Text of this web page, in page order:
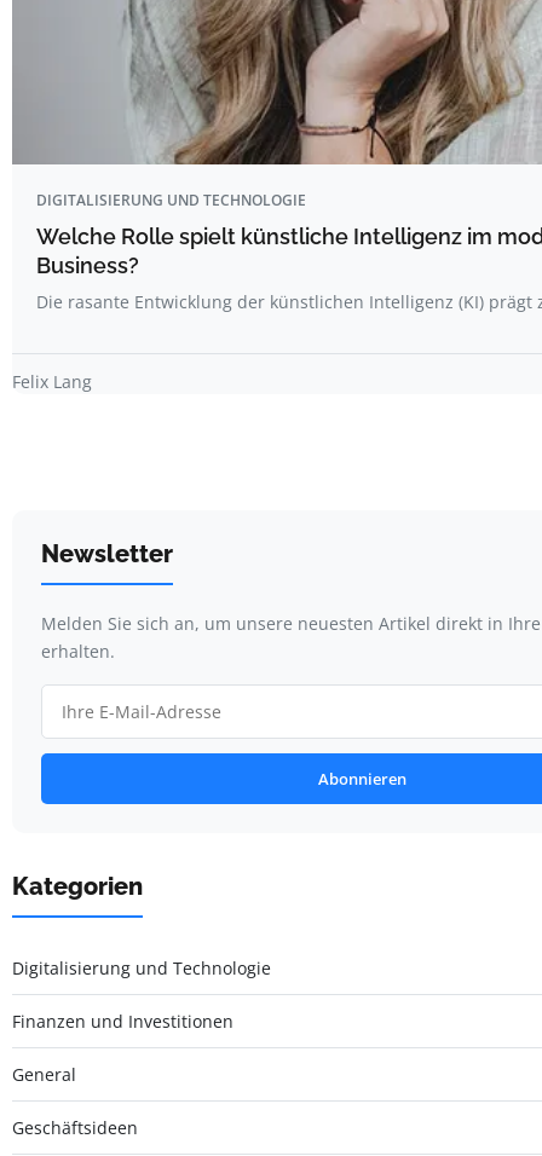
DIGITALISIERUNG UND TECHNOLOGIE
Welche Rolle spielt künstliche Intelligenz im
Business?
Die rasante Entwicklung der künstlichen Intelligenz (KI)
Felix Lang
Newsletter
Melden Sie sich an, um unsere neuesten Artikel direkt in
erhalten.
Abonnieren
Kategorien
Digitalisierung und Technologie
Finanzen und Investitionen
General
Geschäftsideen